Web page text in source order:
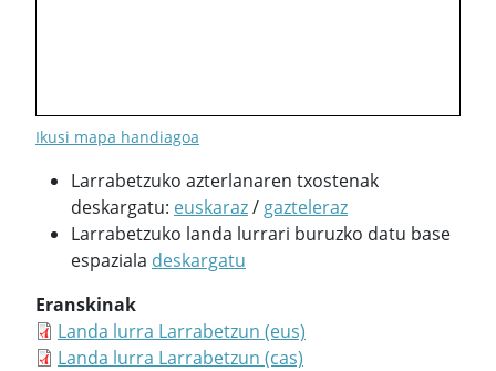
Ikusi mapa handiagoa
Larrabetzuko azterlanaren txostenak
deskargatu: euskaraz/ gazteleraz
Larrabetzuko landa lurrari buruzko datu base
espaziala deskargatu
Eranskinak
Landa lurra Larrabetzun (eus)
Landa lurra Larrabetzun (cas)